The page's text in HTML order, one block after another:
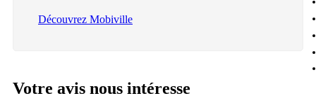
Découvrez Mobiville
Votre avis nous intéresse